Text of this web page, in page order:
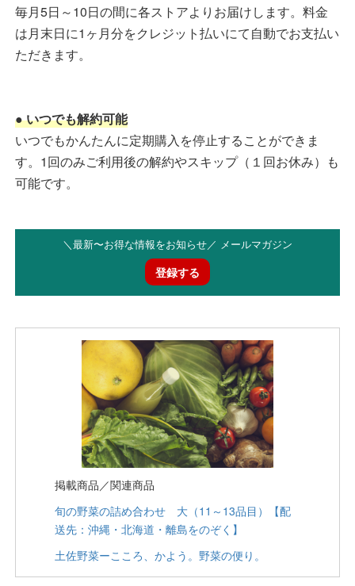
毎月5日～10日の間に各ストアよりお届けします。料金
は月末日に1ヶ月分をクレジット払いにて自動でお支払い
ただきます。
● いつでも解約可能
いつでもかんたんに定期購入を停止することができま
す。1回のみご利用後の解約やスキップ（１回お休み）も
可能です。
＼最新〜お得な情報をお知らせ／ メールマガジン
登録する
掲載商品／関連商品
旬の野菜の詰め合わせ 大（11～13品目）【配
送先：沖縄・北海道・離島をのぞく】
土佐野菜ーこころ、かよう。野菜の便り。